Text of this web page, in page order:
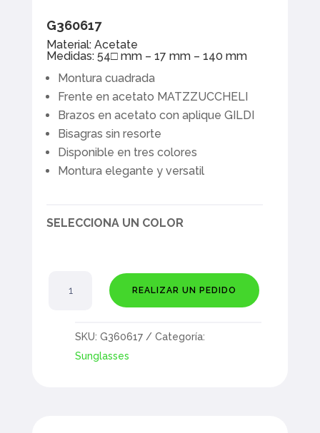
G360617
Material: Acetate
Medidas: 54□ mm – 17 mm – 140 mm
Montura cuadrada
Frente en acetato MATZZUCCHELI
Brazos en acetato con aplique GILDI
Bisagras sin resorte
Disponible en tres colores
Montura elegante y versatil
SELECCIONA UN COLOR
Igaraparaná
REALIZAR UN PEDIDO
SKU:G360617
Categoría:
Sunglasses